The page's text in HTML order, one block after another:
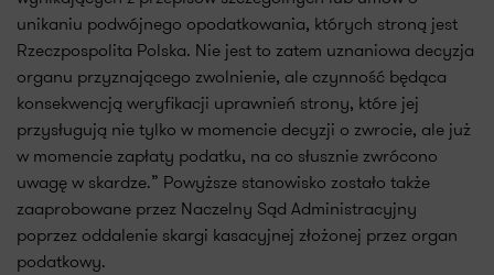
unikaniu podwójnego opodatkowania, których stroną jest
Rzeczpospolita Polska. Nie jest to zatem uznaniowa decyzja
organu przyznającego zwolnienie, ale czynność będąca
konsekwencją weryfikacji uprawnień strony, które jej
przysługują nie tylko w momencie decyzji o zwrocie, ale już
w momencie zapłaty podatku, na co słusznie zwrócono
uwagę w skardze.” Powyższe stanowisko zostało także
zaaprobowane przez Naczelny Sąd Administracyjny
poprzez oddalenie skargi kasacyjnej złożonej przez organ
podatkowy.